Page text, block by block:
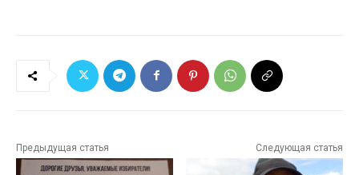
Предыдущая статья Следующая статья